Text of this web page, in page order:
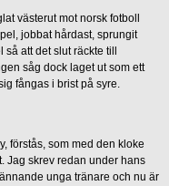
västerut mot norsk fotboll
jobbat hårdast, sprungit
att det slut räckte till
såg dock laget ut som ett
fångas i brist på syre.
förstås, som med den kloke
Jag skrev redan under hans
unga tränare och nu är